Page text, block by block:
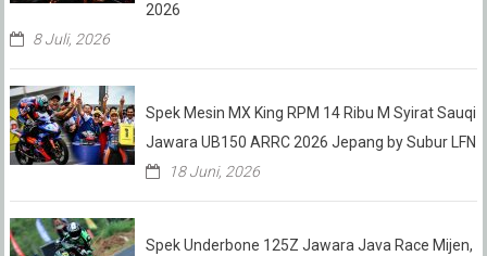
2026
8 Juli, 2026
Spek Mesin MX King RPM 14 Ribu M Syirat Sauqi
Jawara UB150 ARRC 2026 Jepang by Subur LFN
18 Juni, 2026
Spek Underbone 125Z Jawara Java Race Mijen,